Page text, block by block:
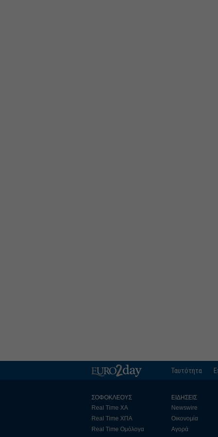
Ταυτότητα
ΣΟΦΟΚΛΕΟΥΣ
Real Time ΧΑ
Real Time ΧΠΑ
Real Time Ομόλογα
ΕΙΔΗΣΕΙΣ
Newswire
Οικονομία
Αγορά